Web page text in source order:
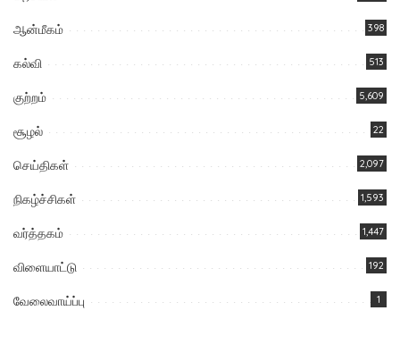
ஆன்மீகம் 398
கல்வி 513
குற்றம் 5,609
சூழல் 22
செய்திகள் 2,097
நிகழ்ச்சிகள் 1,593
வர்த்தகம் 1,447
விளையாட்டு 192
வேலைவாய்ப்பு 1